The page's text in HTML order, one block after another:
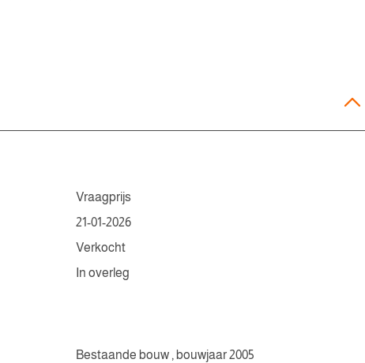
Vraagprijs
21-01-2026
Verkocht
In overleg
Bestaande bouw , bouwjaar 2005